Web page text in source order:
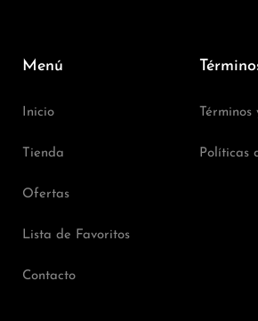
Menú
Inicio
Tienda
Ofertas
Lista de Favoritos
Contacto
Términos
Políticas